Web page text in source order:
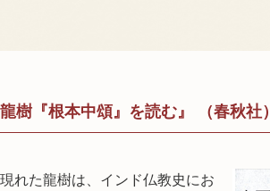
樹『根本中頌』を読む』 （春秋社）
れた龍樹は、インド仏教史にお